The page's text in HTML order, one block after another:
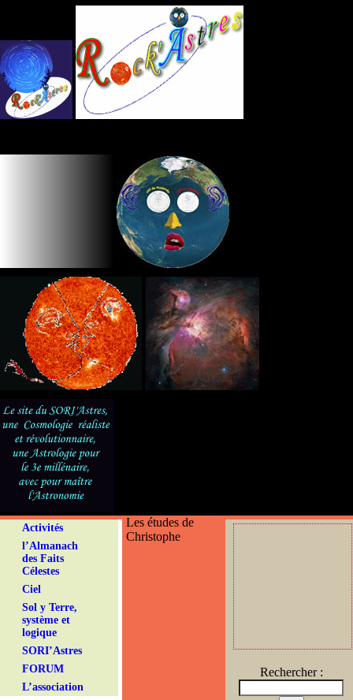
Activités
l’Almanach
des Faits
Célestes
Ciel
Sol y Terre,
système et
logique
SORI’Astres
FORUM
L’association
Rechercher :
Les études de
Christophe
Panneau de gestion des cookies